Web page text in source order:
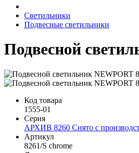
Светильники
Подвесные светильники
Подвесной
Код товара
1555-01
Серия
АРХИВ 8260 Снято с
Артикул
8261/S chrome